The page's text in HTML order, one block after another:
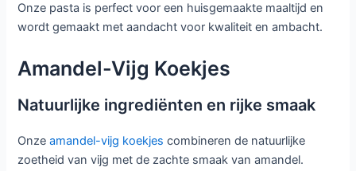
Onze pasta is perfect voor een huisgemaakte maaltijd en
wordt gemaakt met aandacht voor kwaliteit en ambacht.
Amandel-Vijg Koekjes
Natuurlijke ingrediënten en rijke smaak
Onzeamandel-vijg koekjes combineren de natuurlijke
zoetheid van vijg met de zachte smaak van amandel.